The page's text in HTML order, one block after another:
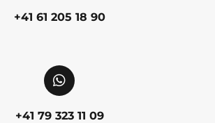
+41 61 205 18 90
+41 79 323 11 09